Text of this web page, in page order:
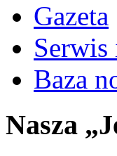
Gazeta
Baza
Nasza